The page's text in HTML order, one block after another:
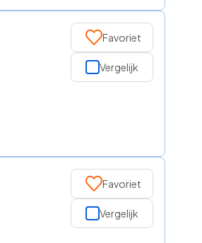
Favoriet
Vergelijk
Favoriet
Vergelijk